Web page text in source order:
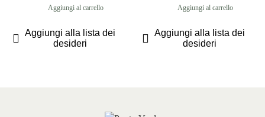
Aggiungi al carrello
Aggiungi alla lista dei
desideri
Aggiungi al carrello
Aggiungi alla lista dei
desideri